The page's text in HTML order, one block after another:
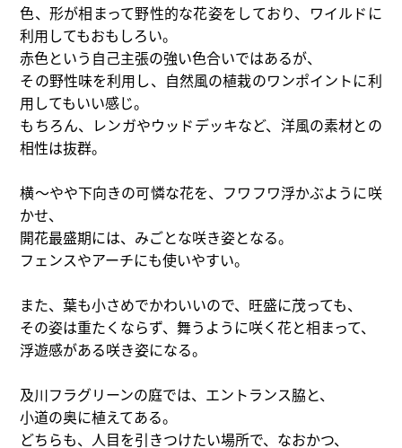
色、形が相まって野性的な花姿をしており、ワイルドに
利用してもおもしろい。
赤色という自己主張の強い色合いではあるが、
その野性味を利用し、自然風の植栽のワンポイントに利
用してもいい感じ。
もちろん、レンガやウッドデッキなど、洋風の素材との
相性は抜群。
横～やや下向きの可憐な花を、フワフワ浮かぶように咲
かせ、
開花最盛期には、みごとな咲き姿となる。
フェンスやアーチにも使いやすい。
また、葉も小さめでかわいいので、旺盛に茂っても、
その姿は重たくならず、舞うように咲く花と相まって、
浮遊感がある咲き姿になる。
及川フラグリーンの庭では、エントランス脇と、
小道の奥に植えてある。
どちらも、人目を引きつけたい場所で、なおかつ、